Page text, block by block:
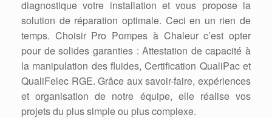
diagnostique votre installation et vous propose la
solution de réparation optimale. Ceci en un rien de
temps. Choisir Pro Pompes à Chaleur c’est opter
pour de solides garanties : Attestation de capacité à
la manipulation des fluides, Certification QualiPac et
QualiFelec RGE. Grâce aux savoir-faire, expériences
et organisation de notre équipe, elle réalise vos
projets du plus simple ou plus complexe.